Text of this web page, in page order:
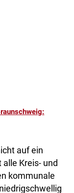
auf ein
Kreis- und
kommunale